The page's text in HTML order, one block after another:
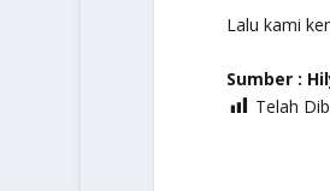
Lalu kami
Sumber :
Telah